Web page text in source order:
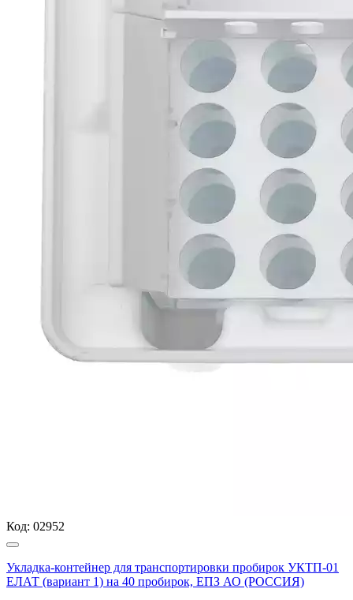
Код: 02952
Укладка-контейнер для транспортировки пробирок УКТП-01
ЕЛАТ (вариант 1) на 40 пробирок, ЕПЗ АО (РОССИЯ)